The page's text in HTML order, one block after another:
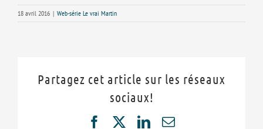
18 avril 2016 | Web-série Le vrai Martin
Partagez cet article sur les réseaux
sociaux!
FacebookLinkedIn
Email